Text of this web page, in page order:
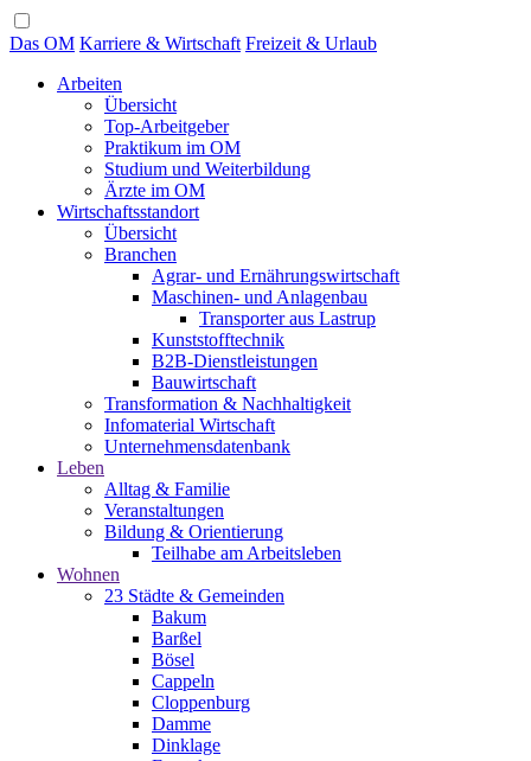
Das OM Karriere & Wirtschaft Freizeit & Urlaub
Arbeiten
Übersicht
Top-Arbeitgeber
Praktikum im OM
Studium und Weiterbildung
Ärzte im OM
Wirtschaftsstandort
Übersicht
Branchen
Agrar- und Ernährungswirtschaft
Maschinen- und Anlagenbau
Transporter aus Lastrup
Kunststofftechnik
B2B-Dienstleistungen
Bauwirtschaft
Transformation & Nachhaltigkeit
Infomaterial Wirtschaft
Unternehmensdatenbank
Leben
Alltag & Familie
Veranstaltungen
Bildung & Orientierung
Teilhabe am Arbeitsleben
Wohnen
23 Städte & Gemeinden
Bakum
Barßel
Bösel
Cappeln
Cloppenburg
Damme
Dinklage